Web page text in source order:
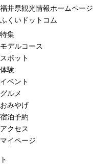
福井県観光情報ホームページ
ふくいドットコム
特集
モデルコース
スポット
体験
イベント
グルメ
おみやげ
宿泊予約
アクセス
マイページ
ト